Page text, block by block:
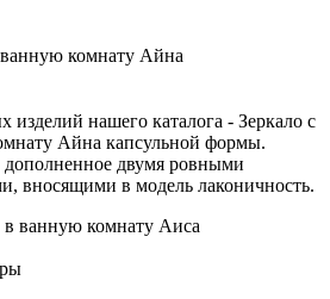
ванную комнату Айна
нашего каталога - Зеркало с
Айна капсульной формы.
дополненное двумя ровными
вносящими в модель лаконичность.